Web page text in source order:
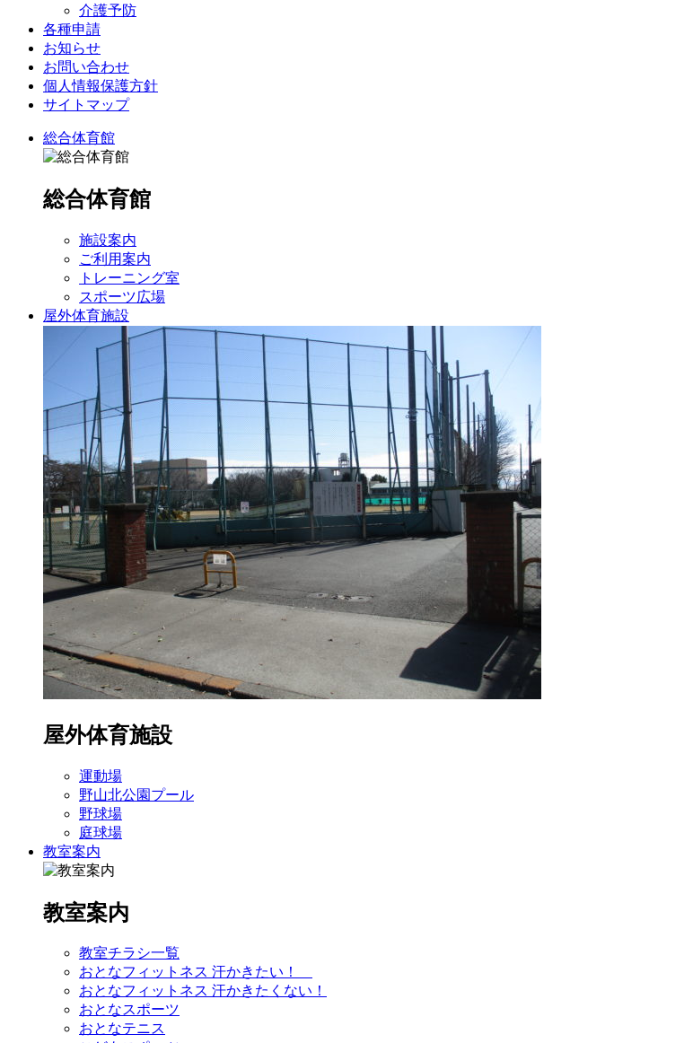
介護予防
各種申請
お知らせ
お問い合わせ
個人情報保護方針
サイトマップ
総合体育館
総合体育館
施設案内
ご利用案内
トレーニング室
スポーツ広場
屋外体育施設
屋外体育施設
運動場
野山北公園プール
野球場
庭球場
教室案内
教室案内
教室チラシ一覧
おとなフィットネス 汗かきたい！
おとなフィットネス 汗かきたくない！
おとなスポーツ
おとなテニス